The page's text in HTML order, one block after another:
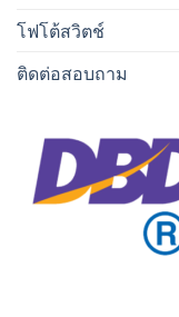
โฟโต้สวิตช์
ติดต่อสอบถาม